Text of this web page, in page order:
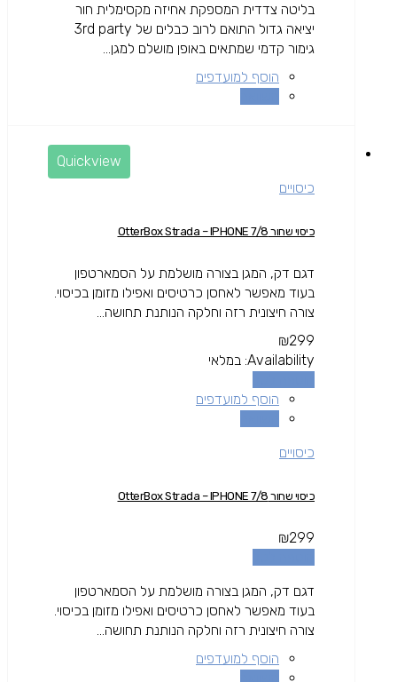
בליטה צדדית המספקת אחיזה מקסימלית חור
יציאה גדול התואם לרוב כבלים של 3rd party
גימור קדמי שמתאים באופן מושלם למגן...
הוסף למועדפים
Quickview
כיסויים
כיסוי שחור OtterBox Strada – IPHONE 7/8
דגם דק, המגן בצורה מושלמת על הסמארטפון
בעוד מאפשר לאחסן כרטיסים ואפילו מזומן בכיסוי.
צורה חיצונית רזה וחלקה הנותנת תחושה...
₪299
Availability: במלאי
הוסף למועדפים
כיסויים
כיסוי שחור OtterBox Strada – IPHONE 7/8
₪299
דגם דק, המגן בצורה מושלמת על הסמארטפון
בעוד מאפשר לאחסן כרטיסים ואפילו מזומן בכיסוי.
צורה חיצונית רזה וחלקה הנותנת תחושה...
הוסף למועדפים